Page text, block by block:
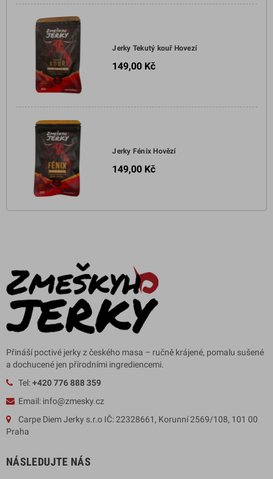
Jerky Tekutý kouř Hovezí
149,00 Kč
Jerky Fénix Hovězí
149,00 Kč
Přináší poctivé jerky z českého masa – ručně krájené, pomalu sušené
a dochucené jen přírodními ingrediencemi.
Tel:+420 776 888 359
Email: info@zmesky.cz
Carpe Diem Jerky s.r.o IČ: 22328661, Korunní 2569/108, 101 00
Praha
NÁSLEDUJTE NÁS